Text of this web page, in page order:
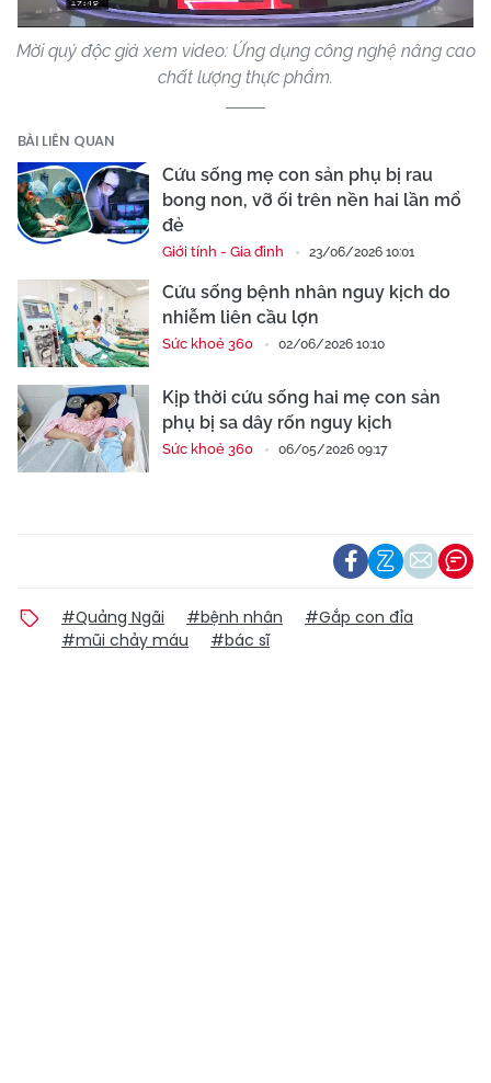
Mời quý độc giả xem video: Ứng dụng công nghệ nâng cao
chất lượng thực phẩm.
BÀI LIÊN QUAN
Cứu sống mẹ con sản phụ bị rau
bong non, vỡ ối trên nền hai lần mổ
đẻ
Giới tính - Gia đình 23/06/2026 10:01
Cứu sống bệnh nhân nguy kịch do
nhiễm liên cầu lợn
Sức khoẻ 360 02/06/2026 10:10
Kịp thời cứu sống hai mẹ con sản
phụ bị sa dây rốn nguy kịch
Sức khoẻ 360 06/05/2026 09:17
#Quảng Ngãi #bệnh nhân
#Gắp con đỉa
#mũi chảy máu
#bác sĩ